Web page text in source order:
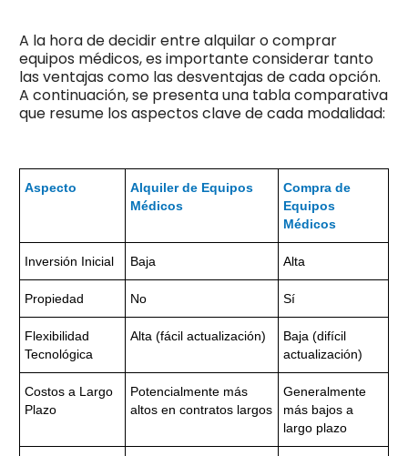
A la hora de decidir entre alquilar o comprar
equipos médicos, es importante considerar tanto
las ventajas como las desventajas de cada opción.
A continuación, se presenta una tabla comparativa
que resume los aspectos clave de cada modalidad:
Aspecto
Alquiler de Equipos
Médicos
Compra de
Equipos
Médicos
Inversión Inicial Baja Alta
Propiedad No Sí
Flexibilidad
Tecnológica
Alta (fácil actualización)
Baja (difícil
actualización)
Costos a Largo
Plazo
Potencialmente más
altos en contratos largos
Generalmente
más bajos a
largo plazo